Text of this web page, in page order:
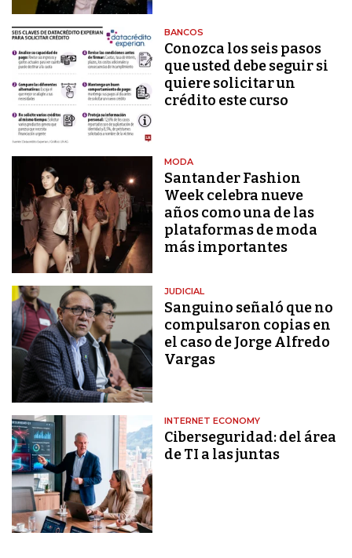
BANCOS
Conozca los seis pasos
que usted debe seguir si
quiere solicitar un
crédito este curso
MODA
Santander Fashion
Week celebra nueve
años como una de las
plataformas de moda
más importantes
JUDICIAL
Sanguino señaló que no
compulsaron copias en
el caso de Jorge Alfredo
Vargas
INTERNET ECONOMY
Ciberseguridad: del área
de TI a las juntas